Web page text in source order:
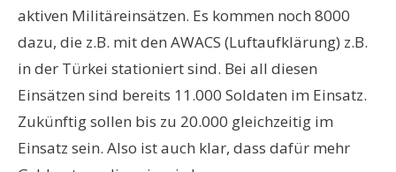
aktiven Militäreinsätzen. Es kommen noch 8000
dazu, die z.B. mit den AWACS (Luftaufklärung) z.B.
in der Türkei stationiert sind. Bei all diesen
Einsätzen sind bereits 11.000 Soldaten im Einsatz.
Zukünftig sollen bis zu 20.000 gleichzeitig im
Einsatz sein. Also ist auch klar, dass dafür mehr